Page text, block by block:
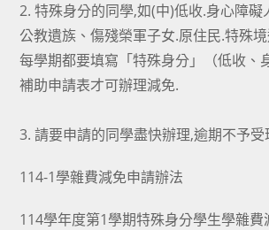
2. 特殊身分的同學,如(中)低收.身心障礙
公教遺族、傷殘榮軍子女.原住民.特殊
每學期都要填寫「特殊身分」（低收、
補助申請表才可辦理減免.
3. 請要申請的同學盡快辦理,逾期不予受
114-1學雜費減免申請辦法
114學年度第1學期特殊身分學生學雜費